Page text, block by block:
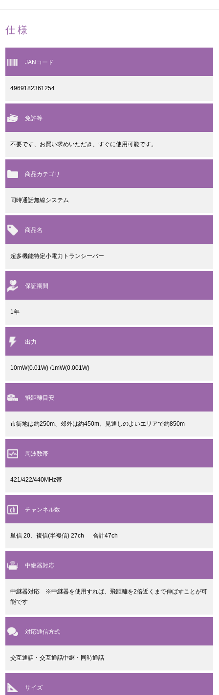
仕様
JANコード
4969182361254
免許等
不要です、お買い求めいただき、すぐに使用可能です。
商品カテゴリ
同時通話無線システム
商品名
超多機能特定小電力トランシーバー
保証期間
1年
出力
10mW(0.01W) /1mW(0.001W)
飛距離目安
市街地は約250m、郊外は約450m、見通しのよいエリアで約850m
周波数帯
421/422/440MHz帯
チャンネル数
単信 20、複信(半複信) 27ch 合計47ch
中継器対応
中継器対応 ※中継器を使用すれば、飛距離を2倍近くまで伸ばすことが可
能です
対応通信方式
交互通話・交互通話中継・同時通話
サイズ